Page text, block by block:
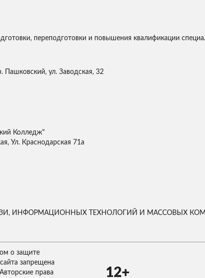
переподготовки и повышения квалификации
Пашковский, ул. Заводская, 32
Колледж"
Ул. Краснодарская 71а
ИНФОРМАЦИОННЫХ ТЕХНОЛОГИЙ И МАССОВЫХ
о защите
запрещена
права
12+